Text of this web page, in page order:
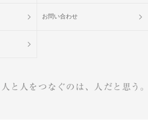
お問い合わせ